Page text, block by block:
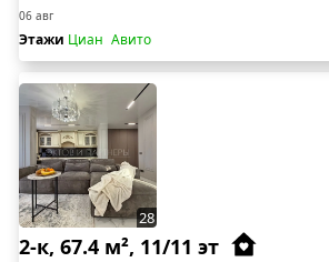
06 авг
Этажи Циан Авито
28
2-к, 67.4 м², 11/11 эт